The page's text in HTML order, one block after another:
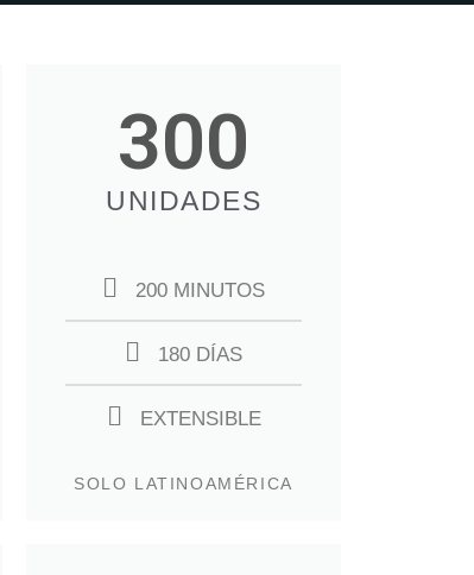
300
UNIDADES
200 MINUTOS
180 DÍAS
EXTENSIBLE
SOLO LATINOAMÉRICA